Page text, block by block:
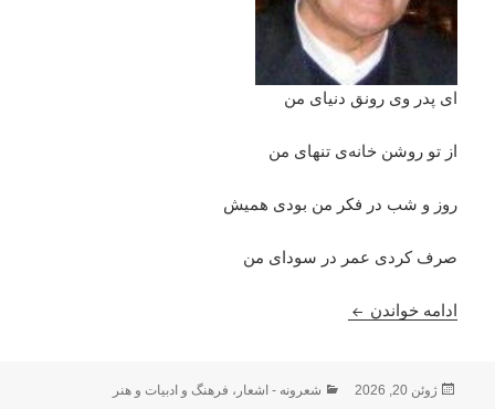
ای پدر وی رونق دنیای من
از تو روشن خانه‌ی تنهای من
روز و شب در فکر من بودی همیش
صرف کردی عمر در سودای من
ادامه خواندن مقام پدر : استاد محمد اسحاق ثنا
ارسال
ژوئن 20, 2026 دسته‌ها
شعرونه - اشعار ، فرهنگ و ادبیات و هنر